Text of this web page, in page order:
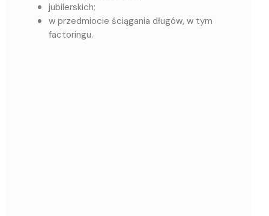
jubilerskich;
w przedmiocie ściągania długów, w tym
factoringu.